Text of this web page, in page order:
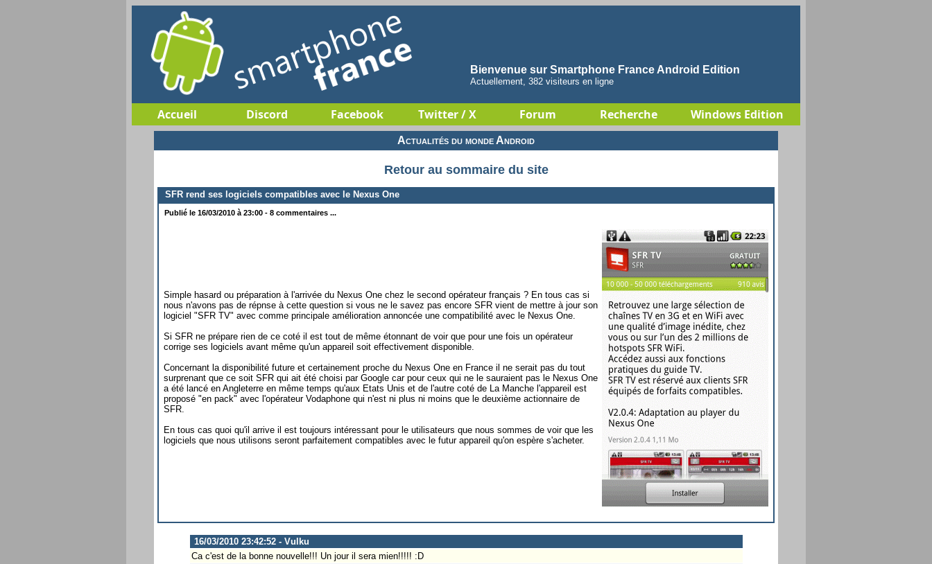
Bienvenue sur Smartphone France Android Edition
Actuellement, 382 visiteurs en ligne
Accueil Discord Facebook Twitter / X Forum Recherche Windows Edition
Actualités du monde Android
Retour au sommaire du site
SFR rend ses logiciels compatibles avec le Nexus One
Publié le 16/03/2010 à 23:00 - 8 commentaires ...
Simple hasard ou préparation à l'arrivée du Nexus One chez le second opérateur français ? En tous cas si
nous n'avons pas de répnse à cette question si vous ne le savez pas encore SFR vient de mettre à jour son
logiciel "SFR TV" avec comme principale amélioration annoncée une compatibilité avec le Nexus One.
Si SFR ne prépare rien de ce coté il est tout de même étonnant de voir que pour une fois un opérateur
corrige ses logiciels avant même qu'un appareil soit effectivement disponible.
Concernant la disponibilité future et certainement proche du Nexus One en France il ne serait pas du tout
surprenant que ce soit SFR qui ait été choisi par Google car pour ceux qui ne le sauraient pas le Nexus One
a été lancé en Angleterre en même temps qu'aux Etats Unis et de l'autre coté de La Manche l'appareil est
proposé "en pack" avec l'opérateur Vodaphone qui n'est ni plus ni moins que le deuxième actionnaire de
SFR.
En tous cas quoi qu'il arrive il est toujours intéressant pour le utilisateurs que nous sommes de voir que les
logiciels que nous utilisons seront parfaitement compatibles avec le futur appareil qu'on espère s'acheter.
16/03/2010 23:42:52 - Vulku
Ca c'est de la bonne nouvelle!!! Un jour il sera mien!!!!! :D